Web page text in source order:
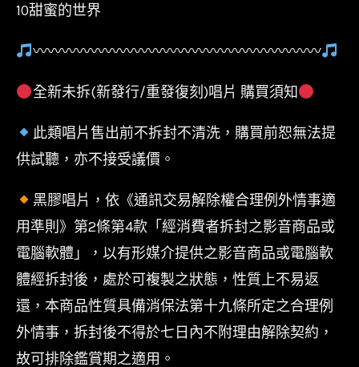
10甜蜜的世界
〰〰〰〰〰〰〰〰〰〰〰〰〰〰〰〰〰〰〰〰
全新未拆(新發行/重發復刻)唱片 購買須知
此類唱片售出前不拆封不清洗，購買前恕無法提
供試聽，亦不接受議價。
黑膠唱片，依《通訊交易解除權合理例外情事適
用準則》第2條第4款「經消費者拆封之影音商品或
電腦軟體」，以有形媒介提供之影音商品或電腦軟
體經拆封後，處於可複製之狀態，性質上不易返
還，本商品性質具備消保法第十九條所定之合理例
外情事，拆封後不得於七日內不附理由解除契約，
故可排除鑑賞期之適用。